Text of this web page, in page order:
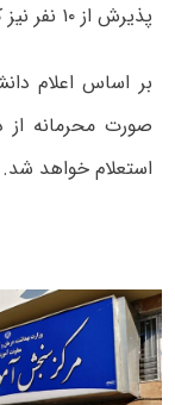
پذیرش از ۱۰ نفر نیز کمتر خواهد بود.
بر اساس اعلام
صورت محرمانه از
استعلام خواهد شد.